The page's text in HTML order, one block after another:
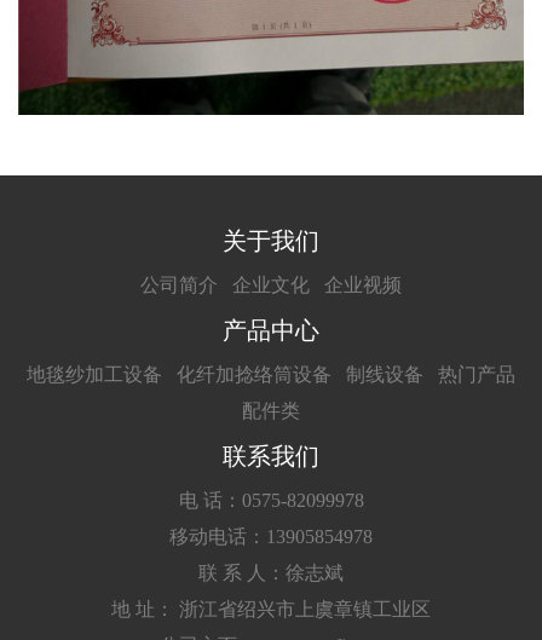
关于我们
公司简介 企业文化 企业视频
产品中心
地毯纱加工设备 化纤加捻络筒设备 制线设备
热门产品
配件类
联系我们
电 话：0575-82099978
移动电话：13905854978
联 系 人：徐志斌
地 址： 浙江省绍兴市上虞章镇工业区